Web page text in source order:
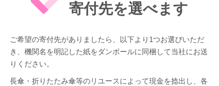
寄付先を選べます
ご希望の寄付先がありましたら、以下より1つお選びいただ
き、機関名を明記した紙をダンボールに同梱して当社にお送
りください。
長傘・折りたたみ傘等のリユースによって現金を捻出し、各